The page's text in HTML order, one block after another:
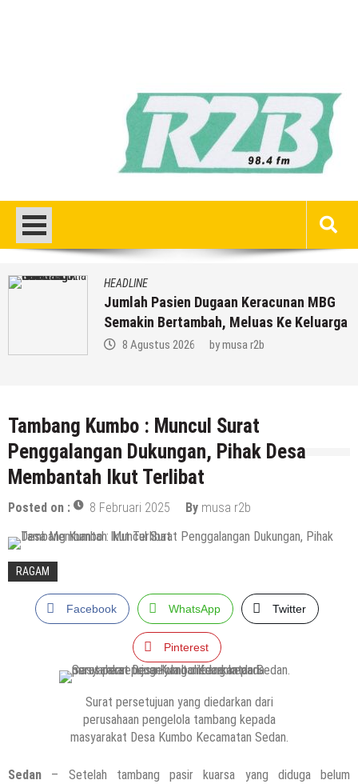
Kenapa Belum Boleh Digunakan,
Lapangan Standar Nasional Di
Rakyat Rembang
Tambang Kumbo : Muncul Surat
Penggalangan Dukungan, Pihak Desa
Membantah Ikut Terlibat
Posted on : 8 Februari 2025 By musa r2b
RAGAM
Facebook WhatsApp Twitter
Pinterest
Surat persetujuan yang diedarkan dari
perusahaan pengelola tambang kepada
masyarakat Desa Kumbo Kecamatan Sedan.
Sedan – Setelah tambang pasir kuarsa yang diduga belum